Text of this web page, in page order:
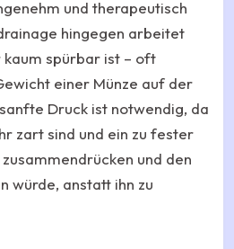
und therapeutisch
hingegen arbeitet
spürbar ist – oft
einer Münze auf der
Druck ist notwendig, da
zart sind und ein zu fester
und den
würde, anstatt ihn zu